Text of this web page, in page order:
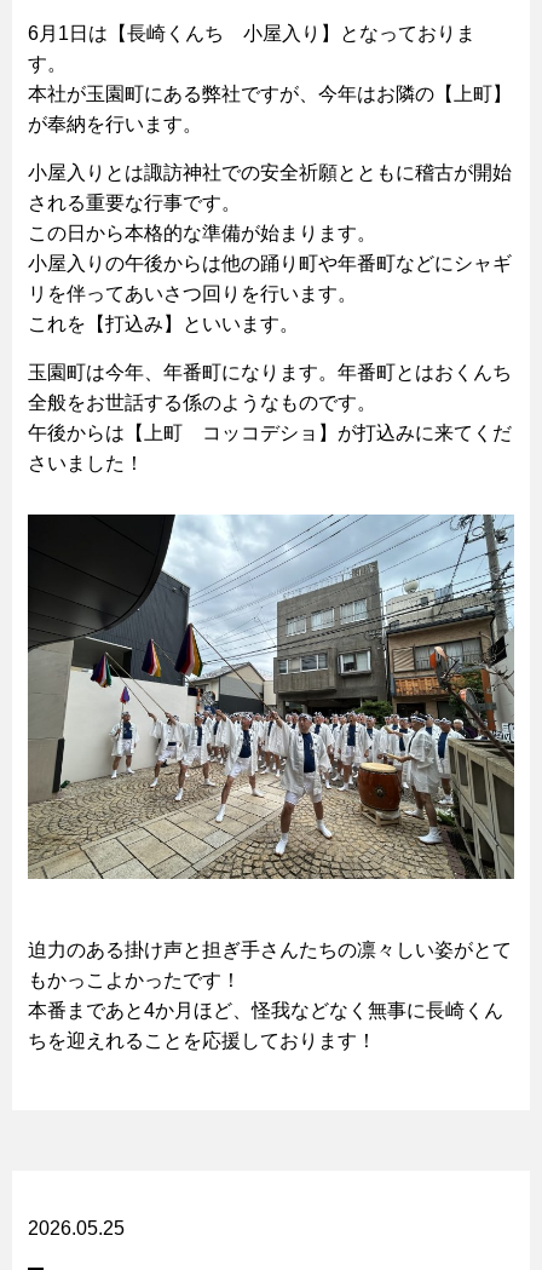
6月1日は【長崎くんち 小屋入り】となっておりま
す。
本社が玉園町にある弊社ですが、今年はお隣の【上町】
が奉納を行います。
小屋入りとは諏訪神社での安全祈願とともに稽古が開始
される重要な行事です。
この日から本格的な準備が始まります。
小屋入りの午後からは他の踊り町や年番町などにシャギ
リを伴ってあいさつ回りを行います。
これを【打込み】といいます。
玉園町は今年、年番町になります。年番町とはおくんち
全般をお世話する係のようなものです。
午後からは【上町 コッコデショ】が打込みに来てくだ
さいました！
迫力のある掛け声と担ぎ手さんたちの凛々しい姿がとて
もかっこよかったです！
本番まであと4か月ほど、怪我などなく無事に長崎くん
ちを迎えれることを応援しております！
2026.05.25